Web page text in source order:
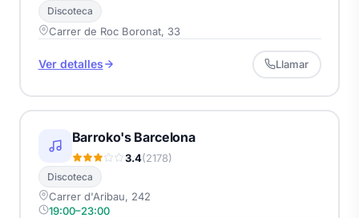
Discoteca
Carrer de Roc Boronat, 33
Ver detalles Llamar
Barroko's Barcelona
3.4(2178)
Discoteca
Carrer d'Aribau, 242
19:00–23:00